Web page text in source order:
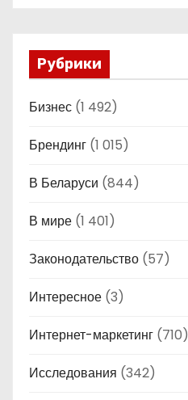
Рубрики
Бизнес (1 492)
Брендинг (1 015)
В Беларуси (844)
В мире (1 401)
Законодательство (57)
Интересное (3)
Интернет-маркетинг (710)
Исследования (342)